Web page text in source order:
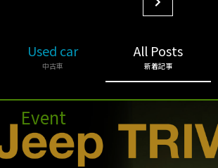
Used car
中古車
All Posts
新着記事
Event